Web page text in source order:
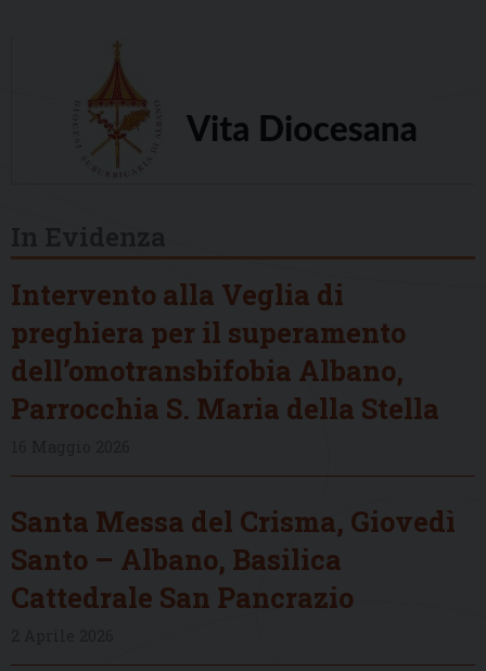
Intervento alla Veglia di
preghiera per il superamento
dell’omotransbifobia Albano,
Parrocchia S. Maria della Stella
Santa Messa del Crisma, Giovedì
Santo – Albano, Basilica
Cattedrale San Pancrazio